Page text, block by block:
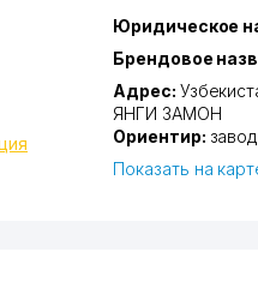
Юридическое
Брендовое
Адрес:
ЯНГИ ЗАМОН
Ориентир:
Показать на